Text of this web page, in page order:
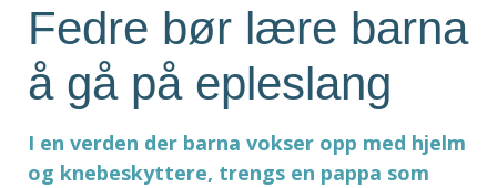
Fedre bør lære barna
å gå på epleslang
I en verden der barna vokser opp med hjelm
og knebeskyttere, trengs en pappa som